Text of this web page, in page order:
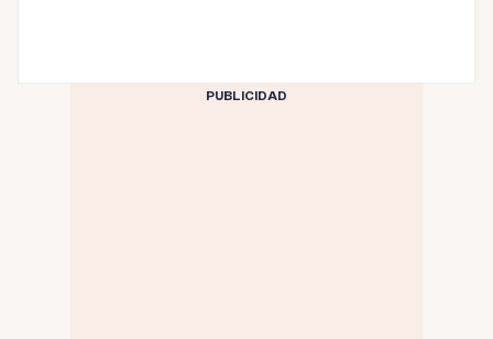
PUBLICIDAD